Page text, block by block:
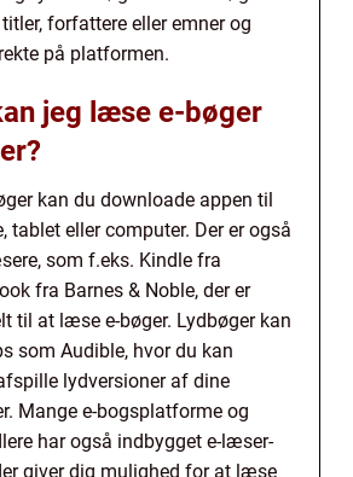
forfattere eller emner og
på platformen.
jeg læse e-bøger
kan du downloade appen til
tablet eller computer. Der er også
som f.eks. Kindle fra
fra Barnes & Noble, der er
til at læse e-bøger. Lydbøger kan
som Audible, hvor du kan
lydversioner af dine
Mange e-bogsplatforme og
har også indbygget e-læser-
giver dig mulighed for at læse